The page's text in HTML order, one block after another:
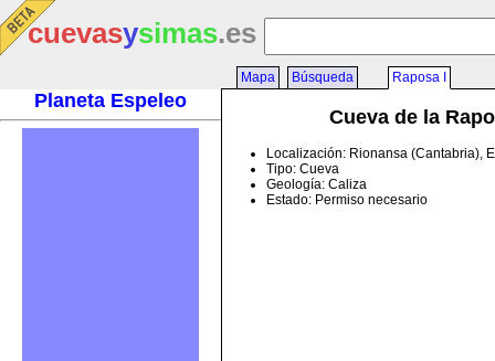
cuevasysimas.es
Planeta Espeleo
Mapa Búsqueda Raposa I
Cueva de la
Localización: Rionansa (Cantabria),
Tipo: Cueva
Geología: Caliza
Estado: Permiso necesario